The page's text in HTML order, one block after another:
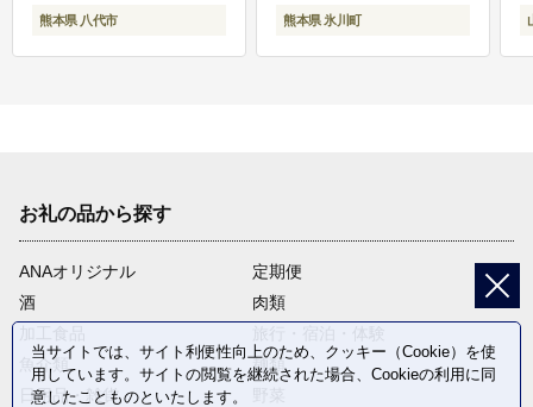
熊本県 八代市 熊本県 氷川町
お礼の品から探す
ANAオリジナル
定期便
酒
肉類
魚介類
麺類
日用品・雑貨
当サイトでは、サイト利便性向上のため、クッキー（Cookie）を使
用しています。サイトの閲覧を継続された場合、Cookieの利用に同
意したことものといたします。